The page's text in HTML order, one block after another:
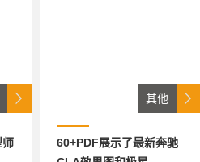
师
其他
60+PDF展示了最新奔驰